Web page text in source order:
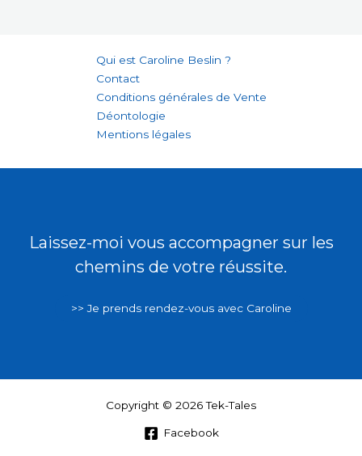
Qui est Caroline Beslin ?
Contact
Conditions générales de Vente
Déontologie
Mentions légales
Laissez-moi vous accompagner sur les
chemins de votre réussite.
>> Je prends rendez-vous avec Caroline
Copyright © 2026 Tek-Tales
Facebook